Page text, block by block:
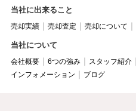
当社に出来ること
売却実績 売却査定 売却について
当社について
会社概要 6つの強み スタッフ紹介
インフォメーション
ブログ